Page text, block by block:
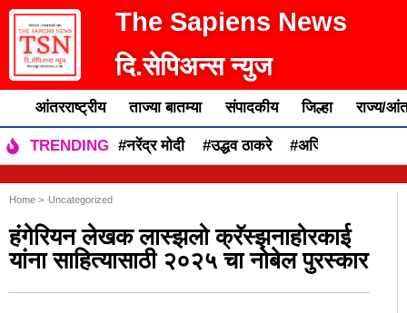
The Sapiens News
दि.सेपिअन्स न्युज
आंतरराष्ट्रीय ताज्या बातम्या संपादकीय जिल्हा राज्य/
TRENDING #नरेंद्र मोदी #उद्धव ठाकरे #अजित पवार
Home > Uncategorized
हंगेरियन लेखक लास्झलो क्रॅस्झनाहोरकाई
यांना साहित्यासाठी २०२५ चा नोबेल पुरस्कार